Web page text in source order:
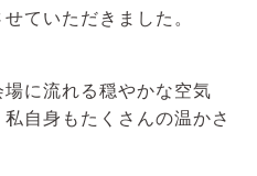
ていただきました。
に流れる穏やかな空気
自身もたくさんの温かさ